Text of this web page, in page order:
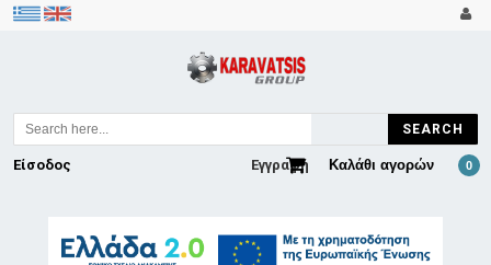
SEARCH
Καλάθι αγορών 0
Εγγραφή
Είσοδος